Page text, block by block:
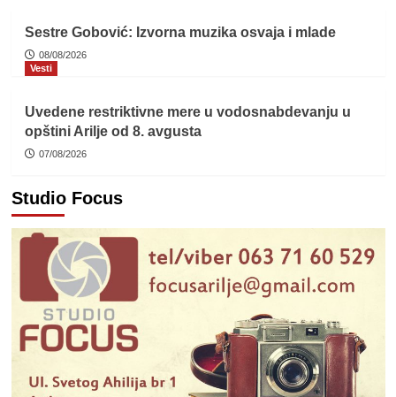
Sestre Gobović: Izvorna muzika osvaja i mlade
08/08/2026
Vesti
Uvedene restriktivne mere u vodosnabdevanju u
opštini Arilje od 8. avgusta
07/08/2026
Studio Focus